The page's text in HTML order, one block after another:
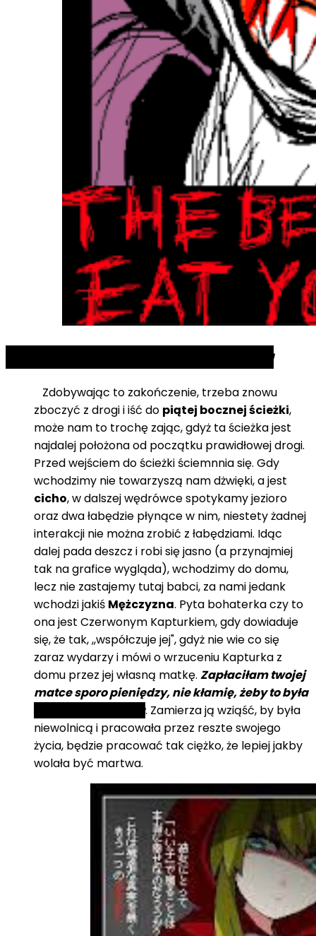
Zdobywając to zakończenie, trzeba znowu
zboczyć z drogi i iść do piątej bocznej ścieżki,
może nam to trochę zając, gdyż ta ścieżka jest
najdalej położona od początku prawidłowej drogi.
Przed wejściem do ścieżki ściemnnia się. Gdy
wchodzimy nie towarzyszą nam dżwięki, a jest
cicho, w dalszej wędrówce spotykamy jezioro
oraz dwa łabędzie płynące w nim, niestety żadnej
interakcji nie można zrobić z łabędziami. Idąc
dalej pada deszcz i robi się jasno (a przynajmiej
tak na grafice wygląda), wchodzimy do domu,
lecz nie zastajemy tutaj babci, za nami jedank
wchodzi jakiś Mężczyzna. Pyta bohaterka czy to
ona jest Czerwonym Kapturkiem, gdy dowiaduje
się, że tak, ,,współczuje jej", gdyż nie wie co się
zaraz wydarzy i mówi o wrzuceniu Kapturka z
domu przez jej własną matkę. Zapłaciłam twojej
matce sporo pieniędzy, nie kłamię, żeby to była
. Zamierza ją wziąść, by była
niewolnicą i pracowała przez reszte swojego
życia, będzie pracować tak ciężko, że lepiej jakby
wolała być martwa.